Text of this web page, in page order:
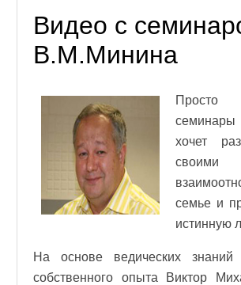
Видео с
В.М.Минина
Просто
семинары
хочет
своими
семье и
истинную
На основе ведических знаний
собственного опыта Виктор